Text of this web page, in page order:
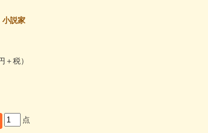
小説家
＋税）
点